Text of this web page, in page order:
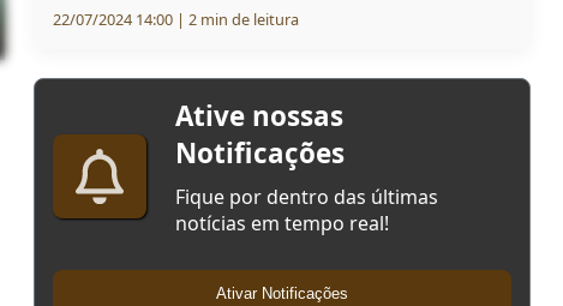
22/07/2024 14:00 | 2 min de leitura
Ative nossas
Notificações
Fique por dentro das últimas
notícias em tempo real!
Ativar Notificações